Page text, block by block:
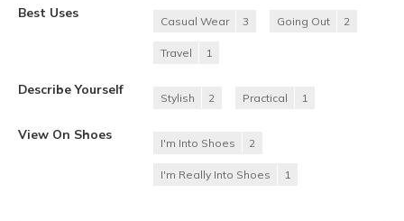
Best Uses
Casual Wear 3 Going Out 2
Travel 1
Describe Yourself
Stylish 2 Practical 1
View On Shoes
I'm Into Shoes 2
I'm Really Into Shoes 1